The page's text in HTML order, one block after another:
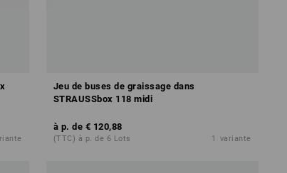
Jeu de buses de graissage dans
STRAUSSbox 118 midi
à p. de € 120,88
(TTC) à p. de 6 Lots 1 variante